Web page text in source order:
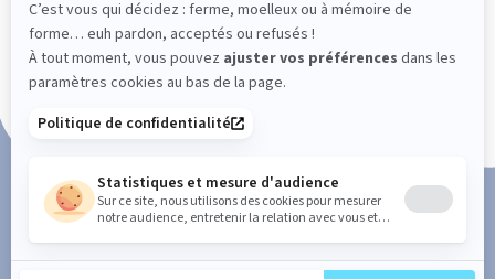
Paiement en 3x ou 4x sans frais